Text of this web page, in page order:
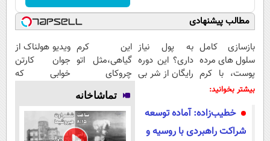
مطالب پیشنهادی
بازسازی کامل
سلول های مرده
پوست، با کرم
جوانساز
تخفیف)
به پول نیاز
داری؟ این دوره
رایگان از شر بی
این کرم
گیاهی،مثل اتو
چروکای
پوستتوصاف
میکنه!50%تخفیف
ویدیو هولناک از
جوان کارتن
خوابی که
بیشتر بخوانید:
خطیب‌زاده: آماده توسعه
شراکت راهبردی با روسیه و
تماشاخانه